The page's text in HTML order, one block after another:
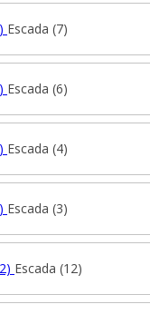
Escada (7)
Escada (6)
Escada (4)
Escada (3)
Escada (12)